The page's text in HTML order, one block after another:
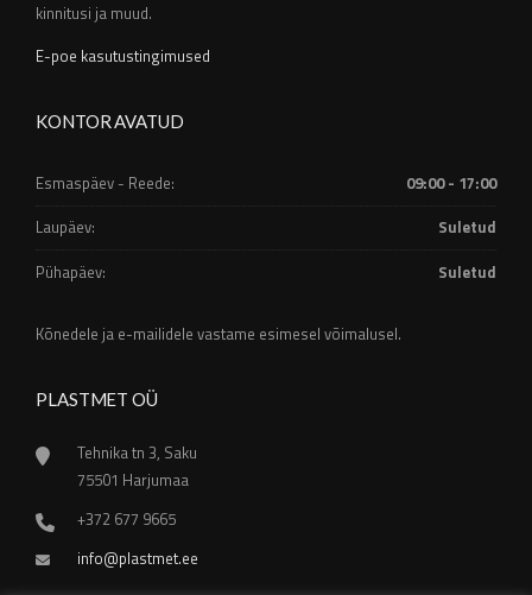
kinnitusi ja muud.
E-poe kasutustingimused
KONTOR AVATUD
Esmaspäev - Reede:
09:00 - 17:00
Laupäev:
Suletud
Pühapäev:
Suletud
Kõnedele ja e-mailidele vastame esimesel võimalusel.
PLASTMET OÜ
Tehnika tn 3, Saku
75501 Harjumaa
+372 677 9665
info@plastmet.ee